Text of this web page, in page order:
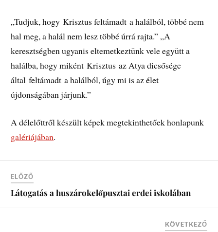
„Tudjuk, hogy Krisztus feltámadt a halálból, többé nem
hal meg, a halál nem lesz többé úrrá rajta.” „A
keresztségben ugyanis eltemetkeztünk vele együtt a
halálba, hogy miként Krisztus az Atya dicsősége
által feltámadt a halálból, úgy mi is az élet
újdonságában járjunk.”
A délelőttről készült képek megtekinthetőek honlapunk
galériájában.
ELŐZŐ
Látogatás a huszárokelőpusztai erdei iskolában
KÖVETKEZŐ